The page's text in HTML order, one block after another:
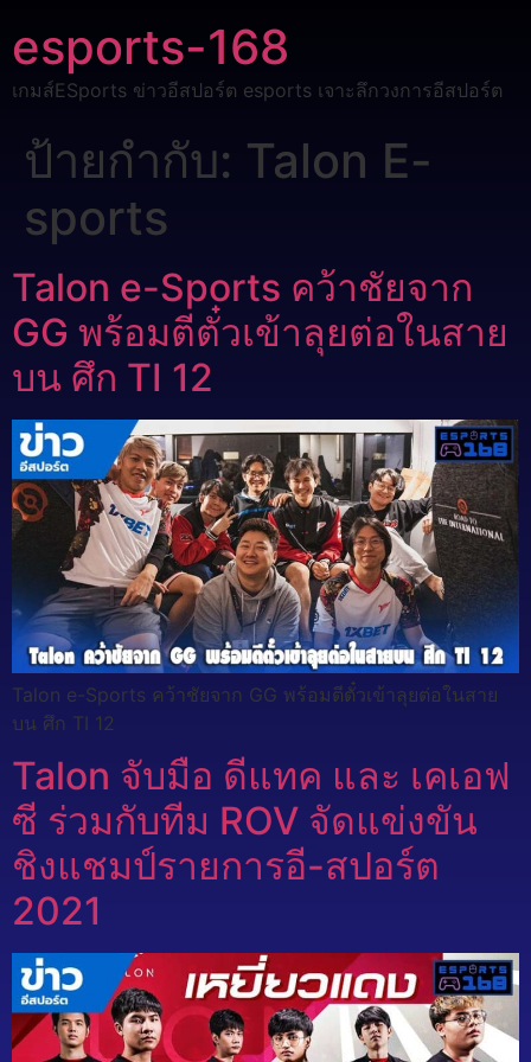
esports-168
เกมส์ESports ข่าวอีสปอร์ต esports เจาะลึกวงการอีสปอร์ต
ป้ายกำกับ: Talon E-
sports
Talon e-Sports คว้าชัยจาก
GG พร้อมตีตั๋วเข้าลุยต่อในสาย
บน ศึก TI 12
Talon e-Sports คว้าชัยจาก GG พร้อมตีตั๋วเข้าลุยต่อในสาย
บน ศึก TI 12
Talon จับมือ ดีแทค และ เคเอฟ
ซี ร่วมกับทีม ROV จัดแข่งขัน
ชิงแชมป์รายการอี-สปอร์ต
2021